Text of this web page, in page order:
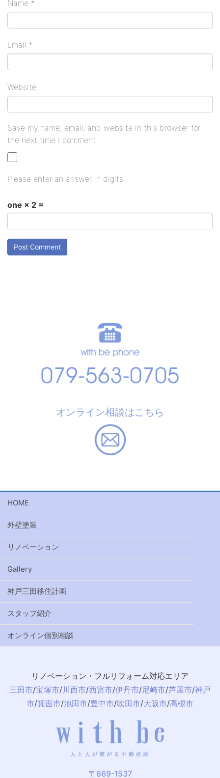
Name *
Email *
Website
Save my name, email, and website in this browser for
the next time I comment.
Please enter an answer in digits:
one × 2 =
オンライン相談はこちら
HOME
外壁塗装
リノベーション
Gallery
神戸三田移住計画
スタッフ紹介
オンライン個別相談
リノベーション・フルリフォーム対応エリア
三田市/宝塚市/川西市/西宮市/伊丹市/尼崎市/芦屋市/神戸
市/箕面市/池田市/豊中市/吹田市/大阪市/高槻市
〒669-1537